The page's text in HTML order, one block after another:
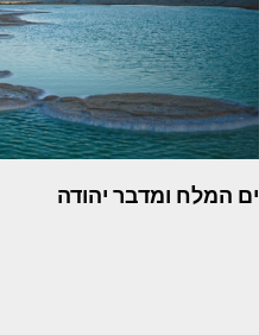
ים המלח ומדבר יהודה